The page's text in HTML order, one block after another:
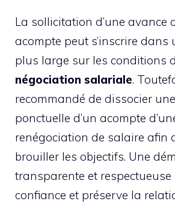
La sollicitation d’une avance
acompte peut s’inscrire dans
plus large sur les conditions
négociation salariale.
recommandé de dissocier
ponctuelle d’un acompte
renégociation de salaire afin
brouiller les objectifs. Une
transparente et respectueuse
confiance et préserve la